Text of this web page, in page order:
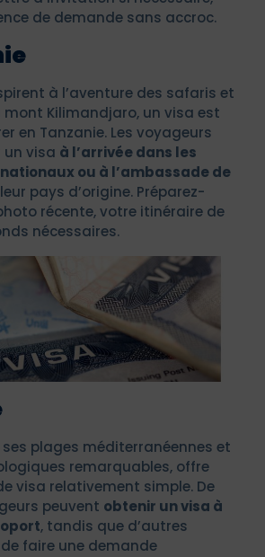
de demande sans accroc.
à l’aventure des safaris et
Kilimandjaro, un visa est
en Tanzanie. Les voyageurs
un visa à l’arrivée dans les
ou à l’ambassade de
pays d’origine. Préparez-
récente, votre itinéraire de
nécessaires.
ses plages méditerranéennes et
remarquables, offre
visa relativement simple. De
peuvent obtenir un visa à
, tandis que d’autres
faire une demande